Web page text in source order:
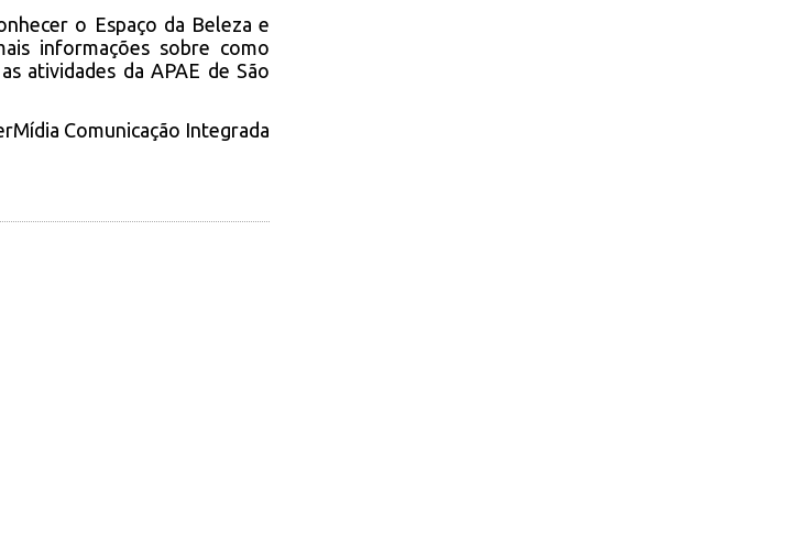
o Espaço da Beleza e
informações sobre como
atividades da APAE de São
Comunicação Integrada